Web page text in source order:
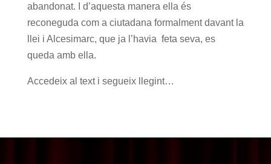
abandonat. I d’aquesta manera ella és
reconeguda com a ciutadana formalment davant la
llei i Alcesimarc, que ja l’havia feta seva, es
queda amb ella.
Accedeix al text i segueix llegint…